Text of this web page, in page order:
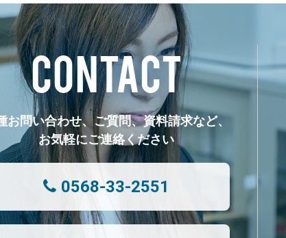
CONTACT
お問い合わせ、ご質問、資料請求など、
お気軽にご連絡ください
0568-33-2551